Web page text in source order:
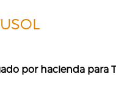
por hacienda para